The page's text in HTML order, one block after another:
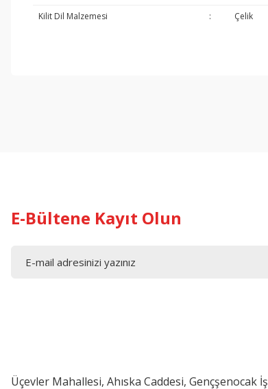
Kilit Dil Malzemesi
: Çelik
E-Bültene Kayıt Olun
Üçevler Mahallesi, Ahıska Caddesi, Gençşenocak İş